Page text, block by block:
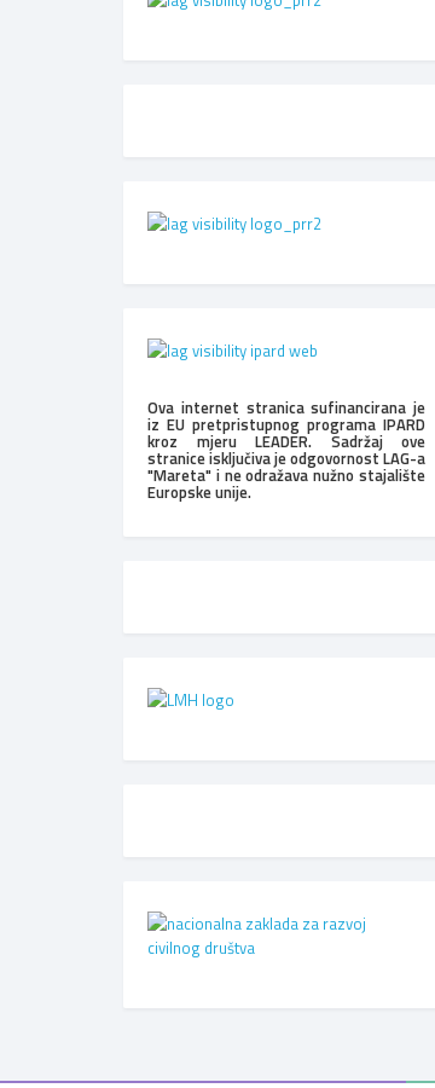
Ova internet stranica sufinancirana je
iz EU pretpristupnog programa IPARD
kroz mjeru LEADER. Sadržaj ove
stranice isključiva je odgovornost LAG-a
"Mareta" i ne odražava nužno stajalište
Europske unije.